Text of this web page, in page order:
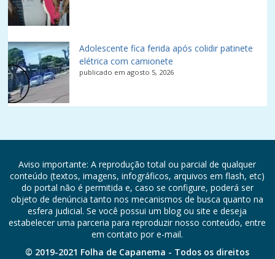
Adolescente fica ferida após colidir patinete
elétrica com camionete
publicado em agosto 5, 2026
Aviso importante: A reprodução total ou parcial de qualquer
conteúdo (textos, imagens, infográficos, arquivos em flash, etc)
do portal não é permitida e, caso se configure, poderá ser
objeto de denúncia tanto nos mecanismos de busca quanto na
esfera judicial. Se você possui um blog ou site e deseja
estabelecer uma parceria para reproduzir nosso conteúdo, entre
em contato por e-mail.
© 2019-2021 Folha de Capanema - Todos os direitos